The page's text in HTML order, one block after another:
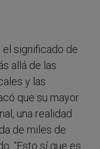
significado de
allá de las
y las
que su mayor
una realidad
de miles de
“Esto sí que es